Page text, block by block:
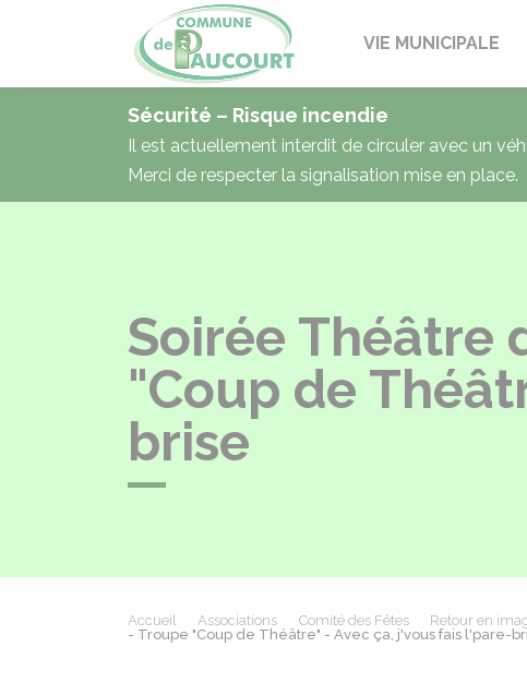
PaucourtVIE MUNICIPALE
Sécurité – Risque incendie
Il est actuellement interdit de circuler avec un
Merci de respecter la signalisation mise en place.
Soirée Théâtre
"Coup de
brise
Accueil Associations Comité des Fêtes Retour en
- Troupe "Coup de Théâtre" - Avec ça, j'vous fais l'pare-